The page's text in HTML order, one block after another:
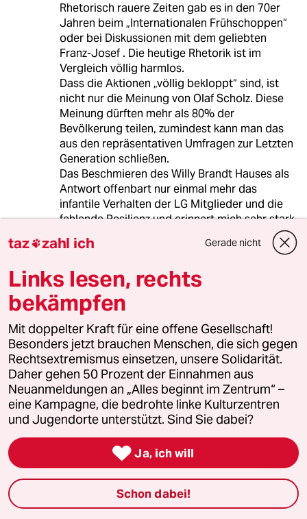
Rhetorisch rauere Zeiten gab es in den 70er
Jahren beim „Internationalen Frühschoppen“
oder bei Diskussionen mit dem geliebten
Franz-Josef . Die heutige Rhetorik ist im
Vergleich völlig harmlos.
Dass die Aktionen „völlig bekloppt“ sind, ist
nicht nur die Meinung von Olaf Scholz. Diese
Meinung dürften mehr als 80% der
Bevölkerung teilen, zumindest kann man das
aus den repräsentativen Umfragen zur Letzten
Generation schließen.
Das Beschmieren des Willy Brandt Hauses als
Antwort offenbart nur einmal mehr das
infantile Verhalten der LG Mitglieder und die
fehlende Resilienz und erinnert mich sehr stark
Laden meiner Eltern. Wenn es das Bonbon
haben sich Kinderchen auf den Boden
geschmissen, geplärrt und wild mit den Füßen
gestrampelt.
6G 655170 (Profil gelöscht)
24.05.2023 10:17 Uhr
@MichaFr:
Ja, und genau das, was Ihre Eltern
(und Sie?) mit den Kinderchen erlebt
haben, tun jetzt die 80% und Scholz
als Reaktion auf die Aktionen der LG.
Ich zitiere mal einen der weltweit
renommiertesten Klimaforscher, Prof.
taz zahl ich Gerade nicht
Links lesen, rechts
bekämpfen
Mit doppelter Kraft für eine offene Gesellschaft!
Besonders jetzt brauchen Menschen, die sich gegen
Rechtsextremismus einsetzen, unsere Solidarität.
Daher gehen 50 Prozent der Einnahmen aus
Neuanmeldungen an „Alles beginnt im Zentrum“ –
eine Kampagne, die bedrohte linke Kulturzentren
und Jugendorte unterstützt. Sind Sie dabei?
 Ja, ich will
Schon dabei!